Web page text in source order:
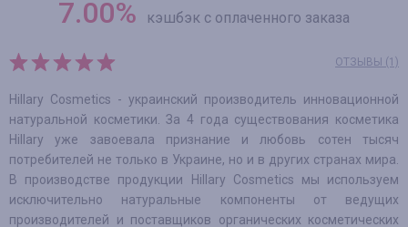
7.00% кэшбэк с оплаченного заказа
ОТЗЫВЫ (1)
Hillary Cosmetics - украинский производитель инновационной
натуральной косметики. За 4 года существования косметика
Hillary уже завоевала признание и любовь сотен тысяч
потребителей не только в Украине, но и в других странах мира.
В производстве продукции Hillary Cosmetics мы используем
исключительно натуральные компоненты от ведущих
производителей и поставщиков органических косметических